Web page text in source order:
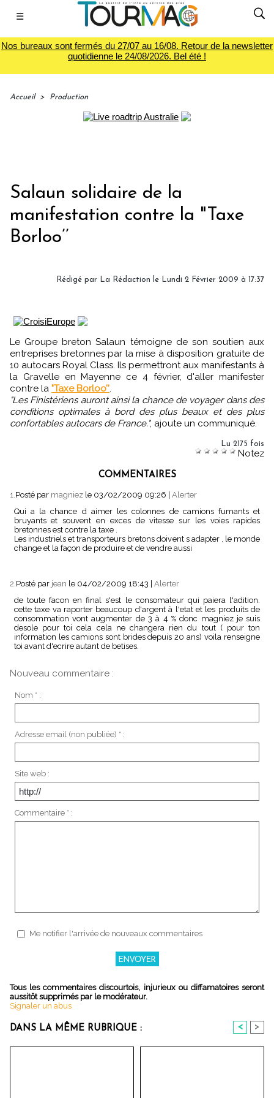
☰
Nos bureaux sont fermés du 27/07 au 16/08. Retour de la newsletter
quotidienne le 24/08/2026. Bel été !
Accueil > Production
Salaun solidaire de la
manifestation contre la "Taxe
Borloo’’
Rédigé par La Rédaction le Lundi 2 Février 2009 à 17:37
Le Groupe breton Salaun témoigne de son soutien aux
entreprises bretonnes par la mise à disposition gratuite de
10 autocars Royal Class. Ils permettront aux manifestants à
la Gravelle en Mayenne ce 4 février, d'aller manifester
contre la "Taxe Borloo’’.
"Les Finistériens auront ainsi la chance de voyager dans des
conditions optimales à bord des plus beaux et des plus
confortables autocars de France.", ajoute un communiqué.
Lu 2175 fois
Notez
COMMENTAIRES
1.Posté par magniez le 03/02/2009 09:26
Alerter
Qui a la chance d aimer les colonnes de camions fumants et
bruyants et souvent en exces de vitesse sur les voies rapides
bretonnes est contre la taxe .
Les industriels et transporteurs bretons doivent s adapter , le monde
change et la façon de produire et de vendre aussi
2.Posté par jean le 04/02/2009 18:43
Alerter
de toute facon en final s'est le consomateur qui paiera l'adition.
cette taxe va raporter beaucoup d'argent à l'etat et les produits de
consommation vont augmenter de 3 à 4 % donc magniez je suis
desole pour toi cela cela ne changera rien du tout ( pour ton
information les camions sont brides depuis 20 ans) voila renseigne
toi avant d'ecrire autant de betises.
Nouveau commentaire :
Nom * :
Adresse email (non publiée) * :
Site web :
Commentaire * :
Me notifier l'arrivée de nouveaux commentaires
Tous les commentaires discourtois, injurieux ou diffamatoires seront
aussitôt supprimés par le modérateur.
Signaler un abus
DANS LA MÊME RUBRIQUE : < >